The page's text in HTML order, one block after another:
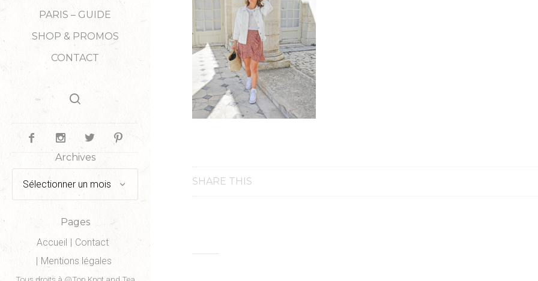
PARIS – GUIDE
SHOP & PROMOS
CONTACT
Archives
Archives
Pages
Accueil
Contact
Mentions légales
SHARE THIS